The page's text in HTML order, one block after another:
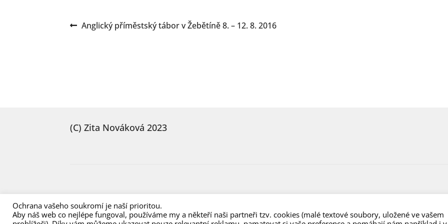
Navigace
Předchozí
Anglický příměstský tábor v Žebětíně 8. – 12. 8. 2016
(C) Zita Nováková 2023
Ochrana vašeho soukromí je naší prioritou.
Aby náš web co nejlépe fungoval, používáme my a někteří naši partneři tzv. cookies (malé textové soubory, uložené ve vašem